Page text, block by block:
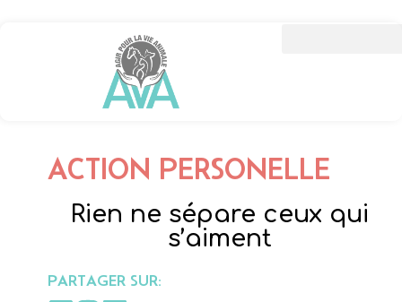
ACTION PERSONELLE
Rien ne sépare ceux qui
s’aiment
PARTAGER SUR: